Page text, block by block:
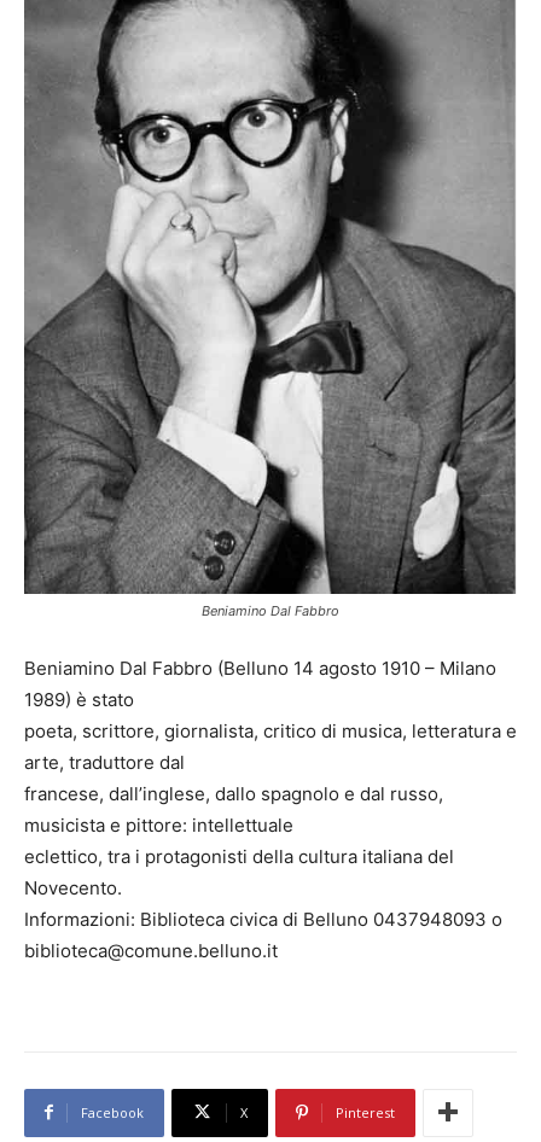
Beniamino Dal Fabbro
Beniamino Dal Fabbro (Belluno 14 agosto 1910 – Milano
1989) è stato
poeta, scrittore, giornalista, critico di musica, letteratura e
arte, traduttore dal
francese, dall’inglese, dallo spagnolo e dal russo,
musicista e pittore: intellettuale
eclettico, tra i protagonisti della cultura italiana del
Novecento.
Informazioni: Biblioteca civica di Belluno 0437948093 o
biblioteca@comune.belluno.it
Facebook X Pinterest